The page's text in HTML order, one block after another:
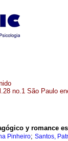
no.1 São Paulo
y romance
Pinheiro; Santos,